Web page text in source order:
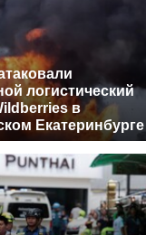
логистический
в
Екатеринбурге